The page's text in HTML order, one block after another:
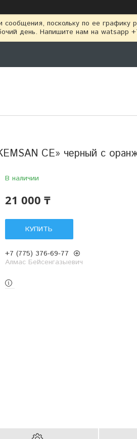
поскольку по ее
день. Напишите нам на watsapp
CE» черный с
В наличии
21 000 ₸
КУПИТЬ
+7 (775) 376-69-77
Алмас Бейсенгазыевич